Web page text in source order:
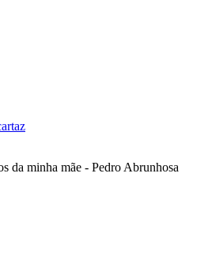
da minha mãe - Pedro Abrunhosa